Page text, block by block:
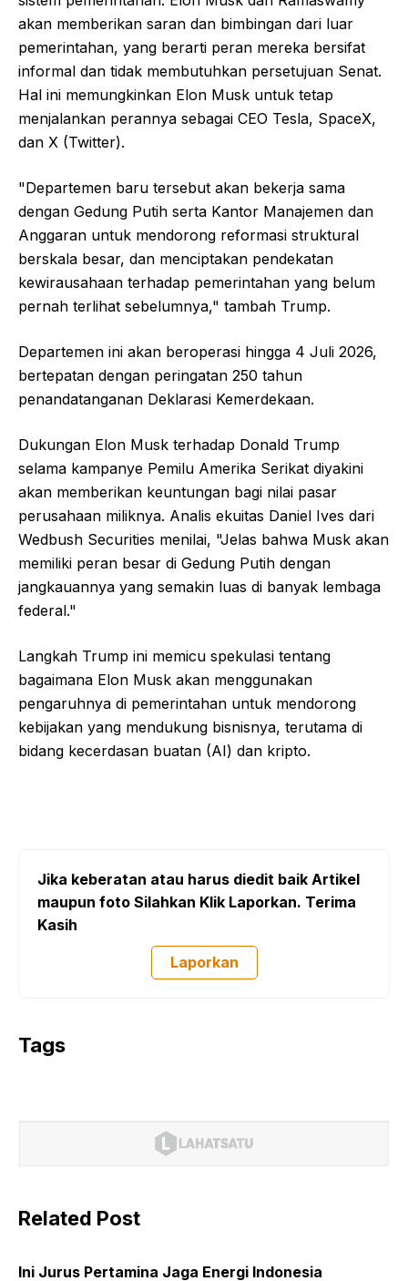
akan memberikan saran dan bimbingan dari luar
pemerintahan, yang berarti peran mereka bersifat
informal dan tidak membutuhkan persetujuan Senat.
Hal ini memungkinkan Elon Musk untuk tetap
menjalankan perannya sebagai CEO Tesla, SpaceX,
dan X (Twitter).
"Departemen baru tersebut akan bekerja sama
dengan Gedung Putih serta Kantor Manajemen dan
Anggaran untuk mendorong reformasi struktural
berskala besar, dan menciptakan pendekatan
kewirausahaan terhadap pemerintahan yang belum
pernah terlihat sebelumnya," tambah Trump.
Departemen ini akan beroperasi hingga 4 Juli 2026,
bertepatan dengan peringatan 250 tahun
penandatanganan Deklarasi Kemerdekaan.
Dukungan Elon Musk terhadap Donald Trump
selama kampanye Pemilu Amerika Serikat diyakini
akan memberikan keuntungan bagi nilai pasar
perusahaan miliknya. Analis ekuitas Daniel Ives dari
Wedbush Securities menilai, "Jelas bahwa Musk akan
memiliki peran besar di Gedung Putih dengan
jangkauannya yang semakin luas di banyak lembaga
federal."
Langkah Trump ini memicu spekulasi tentang
bagaimana Elon Musk akan menggunakan
pengaruhnya di pemerintahan untuk mendorong
kebijakan yang mendukung bisnisnya, terutama di
bidang kecerdasan buatan (AI) dan kripto.
Jika keberatan atau harus diedit baik Artikel
maupun foto Silahkan Klik Laporkan. Terima
Kasih
Laporkan
Tags
Related Post
Ini Jurus Pertamina Jaga Energi Indonesia